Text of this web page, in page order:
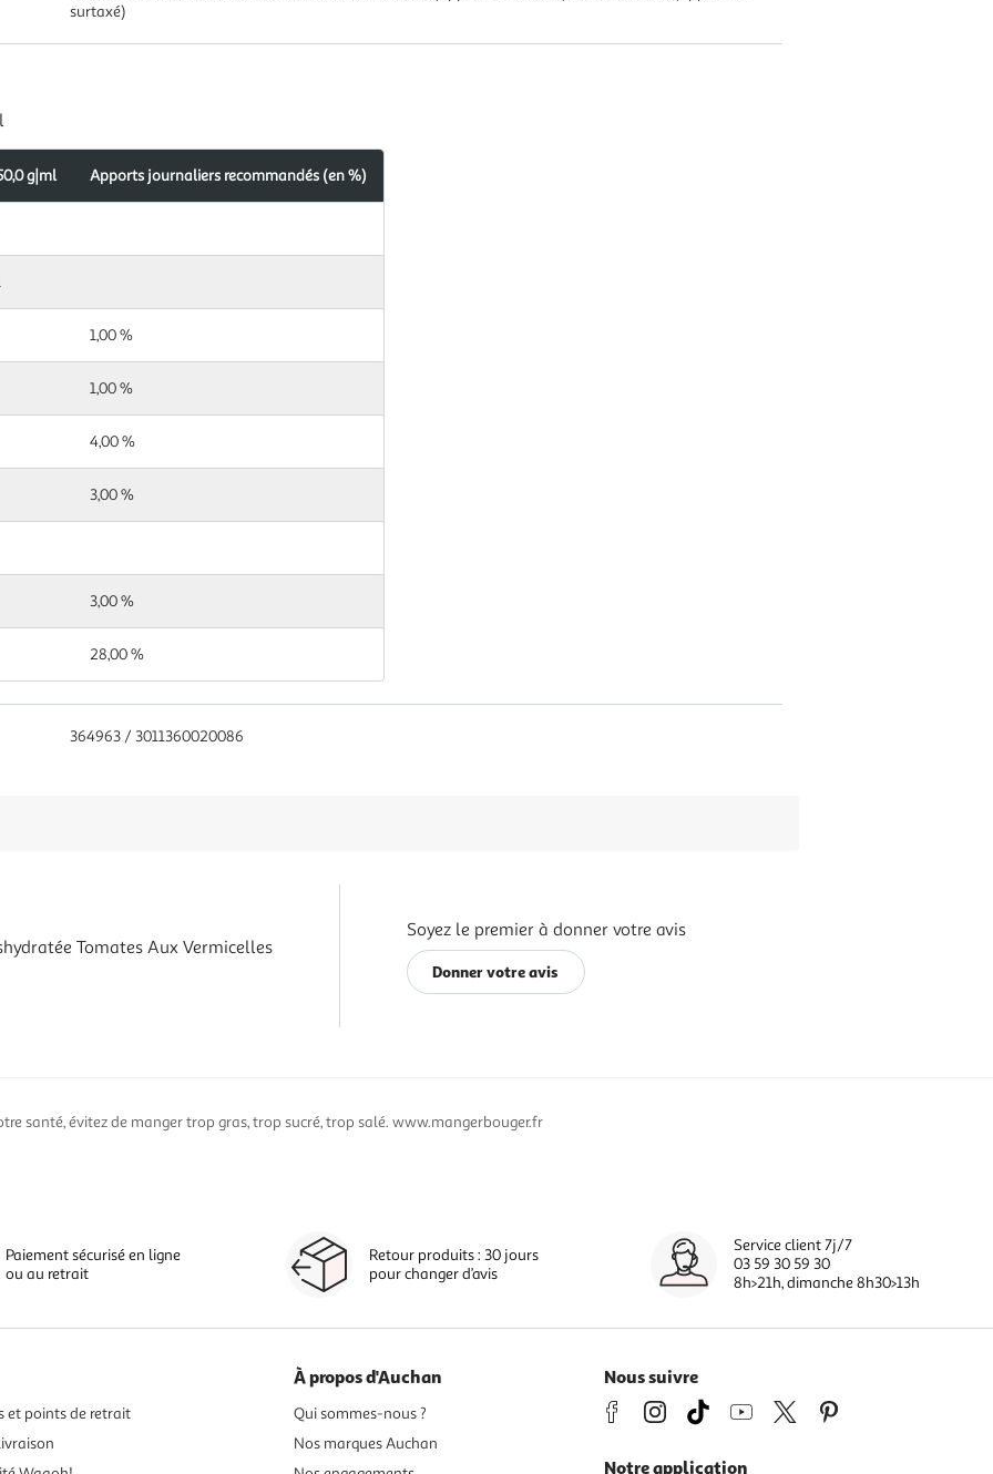
surtaxé)
g|ml Apports journaliers recommandés (en %)
1,00 %
1,00 %
4,00 %
3,00 %
3,00 %
28,00 %
Pour
100,0
Apports
90 kJ
< 0,5
4,4 g
364963 / 3011360020086
Tomates Aux Vermicelles
Soyez le premier à donner votre avis
Donner votre avis
santé, évitez de manger trop gras, trop sucré, trop salé. www.mangerbouger.fr
Paiement sécurisé en ligne
ou au retrait
Retour produits : 30 jours
pour changer d’avis
Service client 7j/7
03 59 30 59 30
8h>21h, dimanche 8h30>13h
et points de retrait
À propos d'Auchan
Qui sommes-nous ?
Nos marques Auchan
Nous suivre
Notre application